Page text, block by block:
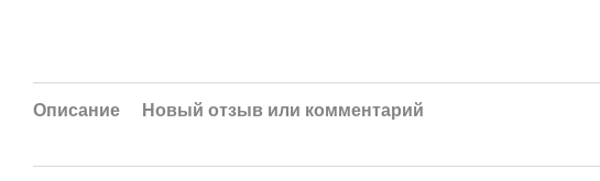
Описание Новый отзыв или комментарий